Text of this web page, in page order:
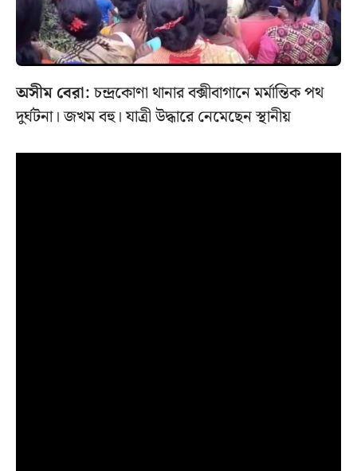
অসীম বেরা:চন্দ্রকোণা থানার বক্সীবাগানে মর্মান্তিক পথ
দুর্ঘটনা। জখম বহু। যাত্রী উদ্ধারে নেমেছেন স্থানীয়